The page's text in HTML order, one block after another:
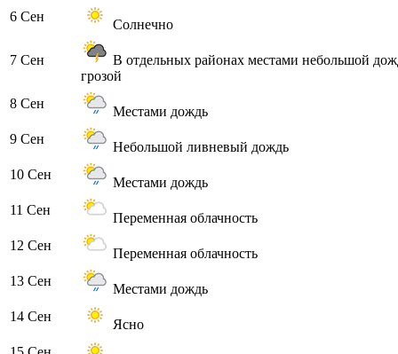
6 Сен
Солнечно
7 Сен
В отдельных районах местами небольшой
грозой
8 Сен
Местами дождь
9 Сен
Небольшой ливневый дождь
10 Сен
Местами дождь
11 Сен
Переменная облачность
12 Сен
Переменная облачность
13 Сен
Местами дождь
14 Сен
Ясно